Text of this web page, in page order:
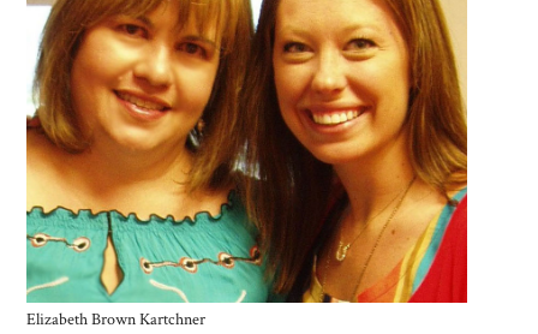
Elizabeth Brown Kartchner